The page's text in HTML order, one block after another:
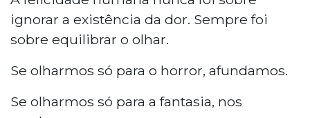
ignorar a existência da dor. Sempre foi
sobre equilibrar o olhar.
Se olharmos só para o horror, afundamos.
Se olharmos só para a fantasia, nos